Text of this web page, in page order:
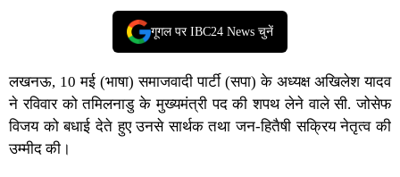
गूगल पर IBC24 News चुनें
लखनऊ, 10 मई (भाषा) समाजवादी पार्टी (सपा) के अध्यक्ष अखिलेश यादव
ने रविवार को तमिलनाडु के मुख्यमंत्री पद की शपथ लेने वाले सी. जोसेफ
विजय को बधाई देते हुए उनसे सार्थक तथा जन-हितैषी सक्रिय नेतृत्व की
उम्मीद की।